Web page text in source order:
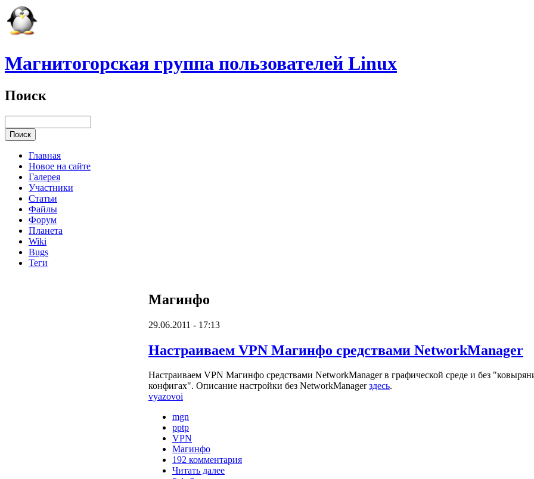
Магнитогорская группа пользователей Linux
Поиск
Главная
Новое на сайте
Галерея
Участники
Статьи
Файлы
Форум
Планета
Wiki
Bugs
Теги
Магинфо
29.06.2011 - 17:13
Настраиваем VPN Магинфо средствами NetworkManager
Настраиваем VPN Магинфо средствами NetworkManager в графической среде и без
конфигах". Описание настройки без NetworkManagerздесь.
vyazovoi
mgn
pptp
VPN
Магинфо
192 комментария
Читать далее